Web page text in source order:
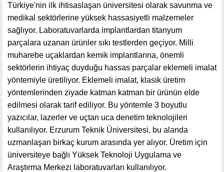
Türkiye'nin ilk ihtisaslaşan üniversitesi olarak savunma ve
medikal sektörlerine yüksek hassasiyetli malzemeler
sağlıyor. Laboratuvarlarda implantlardan titanyum
parçalara uzanan ürünler sıkı testlerden geçiyor. Milli
muharebe uçaklardan kemik implantlarına, önemli
sektörlerin ihtiyaç duyduğu hassas parçalar eklemeli imalat
yöntemiyle üretiliyor. Eklemeli imalat, klasik üretim
yöntemlerinden ziyade katman katman bir ürünün elde
edilmesi olarak tarif ediliyor. Bu yöntemle 3 boyutlu
yazıcılar, lazerler ve uçtan uca denetim teknolojileri
kullanılıyor. Erzurum Teknik Üniversitesi, bu alanda
uzmanlaşan birkaç kurum arasında yer alıyor. Üretim için
üniversiteye bağlı Yüksek Teknoloji Uygulama ve
Araştırma Merkezi laboratuvarları kullanılıyor.